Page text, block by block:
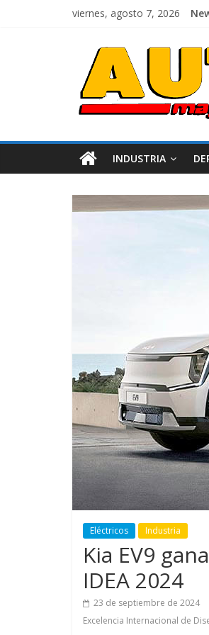
viernes, agosto 7, 2026
INDUSTRIA
Eléctricos Industria
Kia EV9
IDEA 2024
23 de septiembre de 2024
Excelencia Internacional de
compromiso con movilidad
más segura y conectada